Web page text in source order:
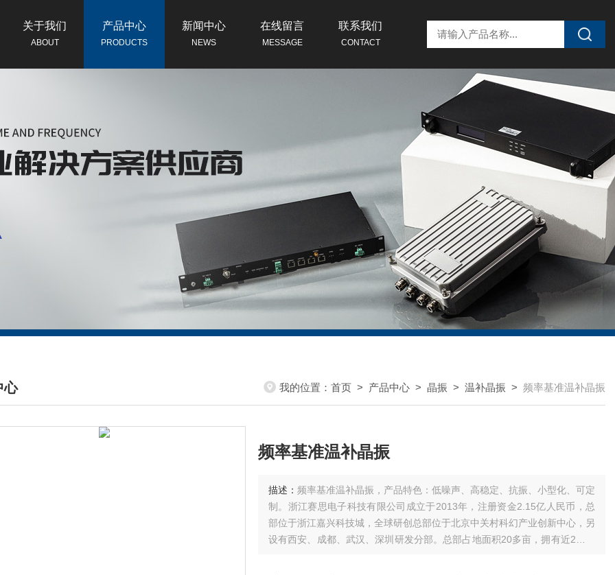
关于我们
ABOUT
产品中心
PRODUCTS
新闻中心
NEWS
在线留言
MESSAGE
联系我们
CONTACT
心
CENTER
我的位置： 首页 > 产品中心 > 晶振 > 温补晶振 > 频率基准温补晶振
频率基准温补晶振
描述： 频率基准温补晶振，产品特色：低噪声、高稳定、抗振、小型化、可定
制。浙江赛思电子科技有限公司成立于2013年，注册资金2.15亿人民币，总
部位于浙江嘉兴科技城，全球研创总部位于北京中关村科幻产业创新中心，另
设有西安、成都、武汉、深圳研发分部。总部占地面积20多亩，拥有近2万平